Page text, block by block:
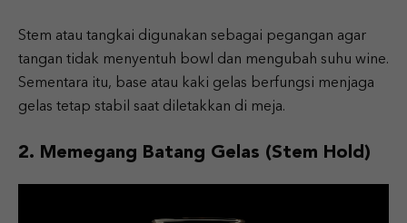
Stem atau tangkai digunakan sebagai pegangan agar
tangan tidak menyentuh bowl dan mengubah suhu wine.
Sementara itu, base atau kaki gelas berfungsi menjaga
gelas tetap stabil saat diletakkan di meja.
2. Memegang Batang Gelas (Stem Hold)